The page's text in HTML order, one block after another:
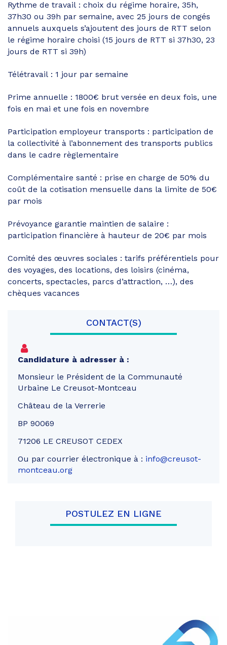
Rythme de travail : choix du régime horaire, 35h,
37h30 ou 39h par semaine, avec 25 jours de congés
annuels auxquels s’ajoutent des jours de RTT selon
le régime horaire choisi (15 jours de RTT si 37h30, 23
jours de RTT si 39h)
Télétravail : 1 jour par semaine
Prime annuelle : 1800€ brut versée en deux fois, une
fois en mai et une fois en novembre
Participation employeur transports : participation de
la collectivité à l’abonnement des transports publics
dans le cadre règlementaire
Complémentaire santé : prise en charge de 50% du
coût de la cotisation mensuelle dans la limite de 50€
par mois
Prévoyance garantie maintien de salaire :
participation financière à hauteur de 20€ par mois
Comité des œuvres sociales : tarifs préférentiels pour
des voyages, des locations, des loisirs (cinéma,
concerts, spectacles, parcs d’attraction, …), des
chèques vacances
CONTACT(S)
Candidature à adresser à :
Monsieur le Président de la Communauté
Urbaine Le Creusot-Montceau
Château de la Verrerie
BP 90069
71206 LE CREUSOT CEDEX
Ou par courrier électronique à : info@creusot-
montceau.org
POSTULEZ EN LIGNE